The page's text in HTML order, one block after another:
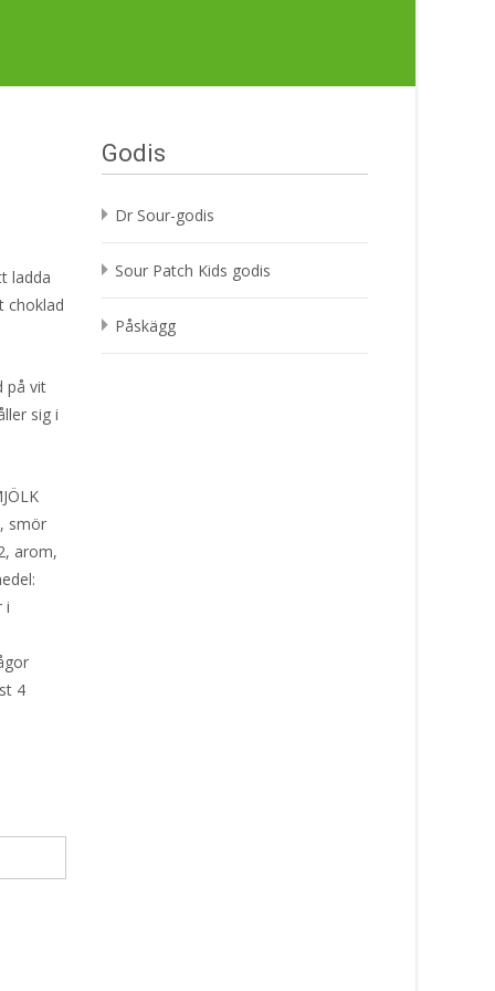
ladda
choklad
på vit
sig i
smör
arom,
i
4
Godis
Dr Sour-godis
Sour Patch Kids godis
Påskägg